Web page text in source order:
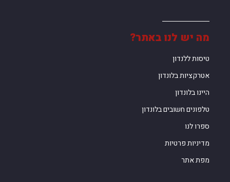
מה יש לנו באתר?
טיסות ללנדון
אטרקציות בלונדון
היינו בלונדון
טלפונים חשובים בלונדון
ספרו לנו
מדיניות פרטיות
מפת אתר